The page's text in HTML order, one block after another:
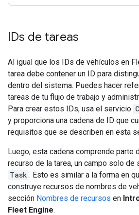
IDs de tareas
Al igual que los IDs de vehículos en
tarea debe contener un ID para
dentro del sistema. Puedes hacer
tareas de tu flujo de trabajo y
Para crear estos IDs, usa el servicio
y proporciona una cadena de ID que
requisitos que se describen en esta
Luego, esta cadena comprende parte
recurso de la tarea, un campo solo de
Task . Esto es similar a la forma en
construye recursos de nombres de
sección Nombres de recursos en
Fleet Engine.